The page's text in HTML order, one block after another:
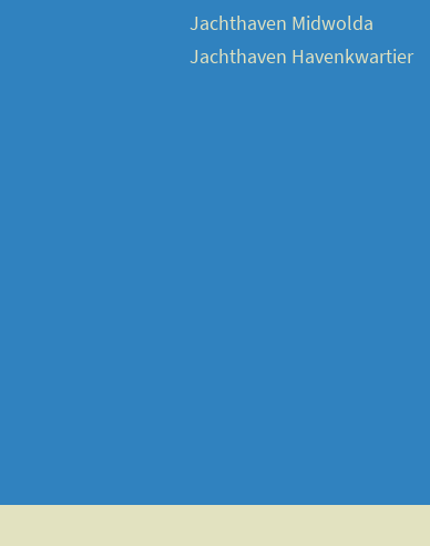
Jachthaven Midwolda
Jachthaven Havenkwartier